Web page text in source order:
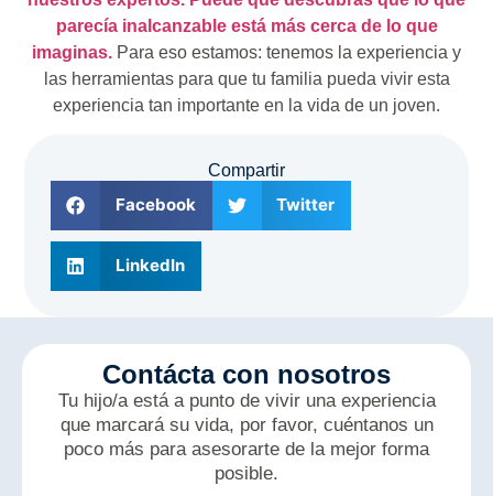
parecía inalcanzable está más cerca de lo que
imaginas. Para eso estamos: tenemos la experiencia y
las herramientas para que tu familia pueda vivir esta
experiencia tan importante en la vida de un joven.
Compartir
Facebook Twitter
LinkedIn
Contácta con nosotros
Tu hijo/a está a punto de vivir una experiencia
que marcará su vida, por favor, cuéntanos un
poco más para asesorarte de la mejor forma
posible.